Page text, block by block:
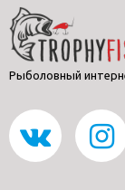
Рыболовный